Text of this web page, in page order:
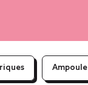
Ampoule